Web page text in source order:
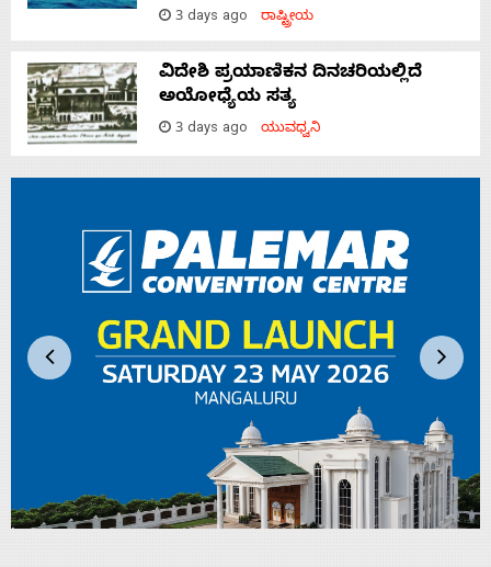
3 days ago ರಾಷ್ಟ್ರೀಯ
ವಿದೇಶಿ ಪ್ರಯಾಣಿಕನ ದಿನಚರಿಯಲ್ಲಿದೆ
ಅಯೋಧ್ಯೆಯ ಸತ್ಯ
3 days ago ಯುವಧ್ವನಿ